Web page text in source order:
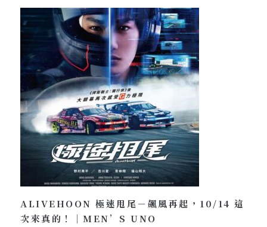
ALIVEHOON 極速甩尾－飆風再起，10/14 這
次來真的！｜MEN’S UNO